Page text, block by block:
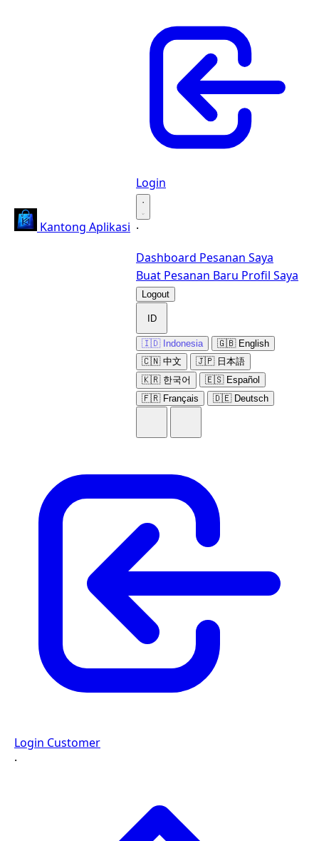
Kantong Aplikasi
Login
·
·
Dashboard Pesanan Saya
Buat Pesanan Baru Profil Saya
Logout
ID
🇮🇩 Indonesia
🇬🇧 English
🇨🇳 中文
🇯🇵 日本語
🇰🇷 한국어
🇪🇸 Español
🇫🇷 Français
🇩🇪 Deutsch
Login Customer
·